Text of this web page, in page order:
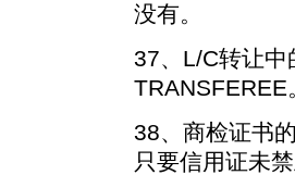
没有。
37、L/C转让中
TRANSFEREE
38、商检证书
只要信用证未